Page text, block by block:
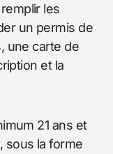
les
un permis de
une carte de
et la
21 ans et
sous la forme